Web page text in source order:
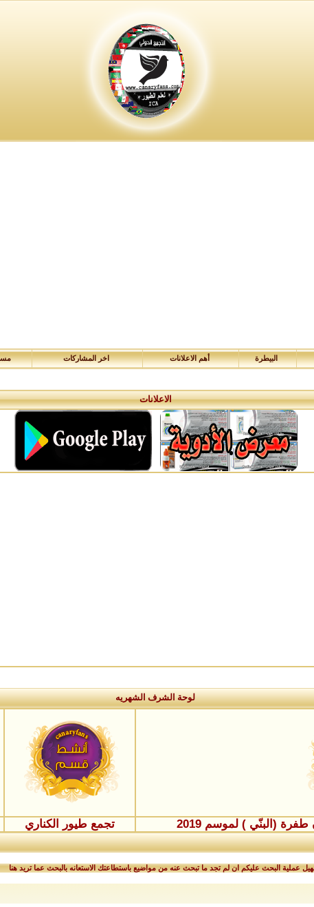
البيطرة أهم الاعلانات اخر المشاركات
الاعلانات
لوحة الشرف الشهريه
(البنّي ) لموسم 2019 تجمع طيور الكناري
عملية البحث عليكم ان لم تجد ما تبحث عنه من مواضيع باستطاعتك الاستعانه بالبحث عما تريد هنا